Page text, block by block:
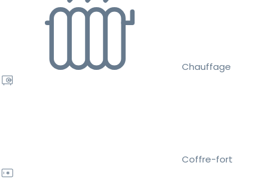
Chauffage
Coffre-fort